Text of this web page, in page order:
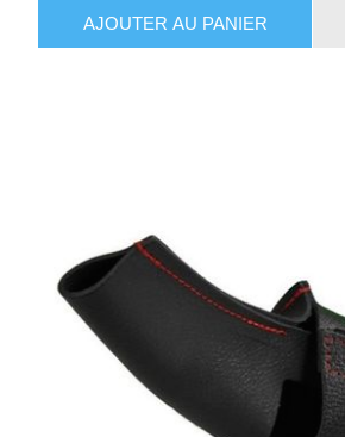
AJOUTER AU PANIER